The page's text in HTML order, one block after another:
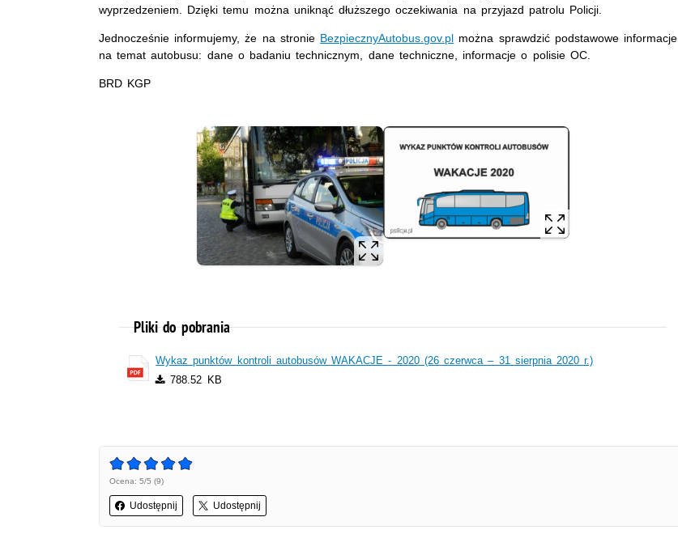
wyprzedzeniem. Dzięki temu można uniknąć dłuższego oczekiwania na przyjazd patrolu Policji.
Jednocześnie informujemy, że na stronie BezpiecznyAutobus.gov.pl można sprawdzić podstawowe informacje
na temat autobusu: dane o badaniu technicznym, dane techniczne, informacje o polisie OC.
BRD KGP
Pliki do pobrania
Wykaz punktów kontroli autobusów WAKACJE - 2020 (26 czerwca – 31 sierpnia 2020 r.)
788.52 KB
Ocena: 5/5 (9)
Udostępnij Udostępnij